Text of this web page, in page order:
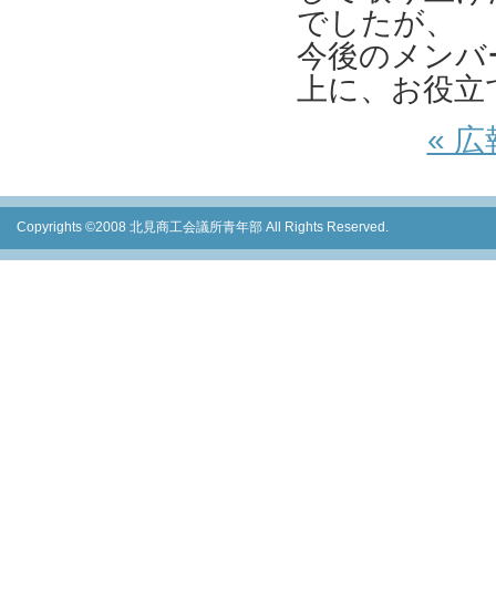
でしたが、
今後のメン
上に、お役
« 広
Copyrights ©2008 北見商工会議所青年部 All Rights Reserved.